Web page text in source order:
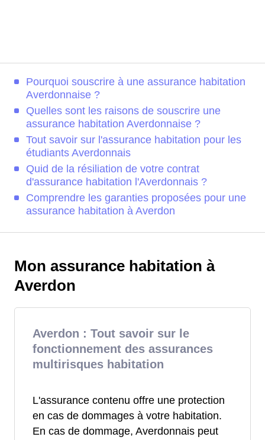
Pourquoi souscrire à une assurance habitation
Averdonnaise ?
Quelles sont les raisons de souscrire une
assurance habitation Averdonnaise ?
Tout savoir sur l'assurance habitation pour les
étudiants Averdonnais
Quid de la résiliation de votre contrat
d'assurance habitation l'Averdonnais ?
Comprendre les garanties proposées pour une
assurance habitation à Averdon
Mon assurance habitation à
Averdon
Averdon : Tout savoir sur le
fonctionnement des assurances
multirisques habitation
L'assurance contenu offre une protection
en cas de dommages à votre habitation.
En cas de dommage, Averdonnais peut